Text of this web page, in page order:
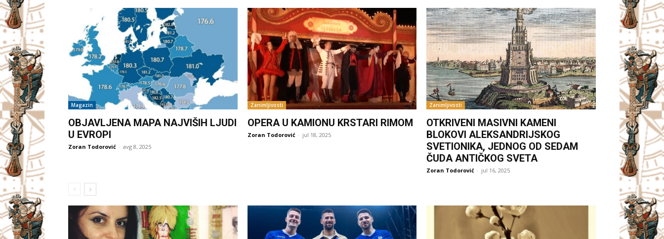
Magazin
OBJAVLJENA MAPA NAJVIŠIH LJUDI
U EVROPI
Zoran Todorović - avg 8, 2025
Zanimljivosti
OPERA U KAMIONU KRSTARI RIMOM
Zoran Todorović - jul 18, 2025
Zanimljivosti
OTKRIVENI MASIVNI KAMENI
BLOKOVI ALEKSANDRIJSKOG
SVETIONIKA, JEDNOG OD SEDAM
ČUDA ANTIČKOG SVETA
Zoran Todorović - jul 16, 2025